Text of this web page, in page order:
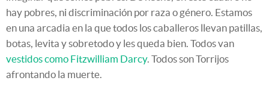
hay pobres, ni discriminación por raza o género. Estamos
en una arcadia en la que todos los caballeros llevan patillas,
botas, levita y sobretodo y les queda bien. Todos van
vestidos como Fitzwilliam Darcy. Todos son Torrijos
afrontando la muerte.